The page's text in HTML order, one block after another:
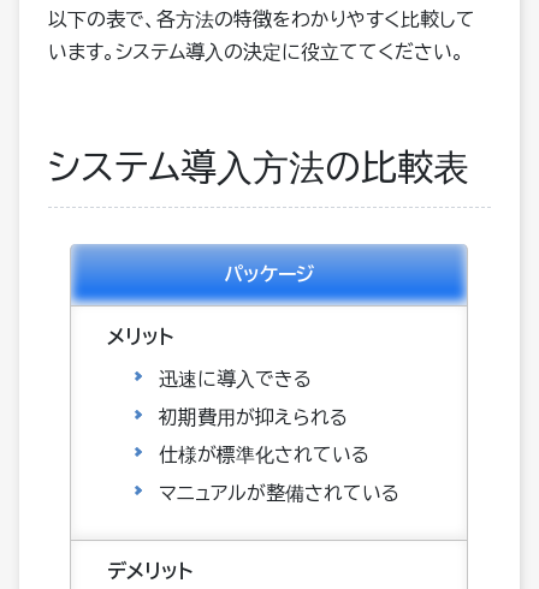
以下の表で、各方法の特徴をわかりやすく比較して
います。システム導入の決定に役立ててください。
システム導入方法の比較表
パッケージ
迅速に導入できる
初期費用が抑えられる
仕様が標準化されている
マニュアルが整備されている